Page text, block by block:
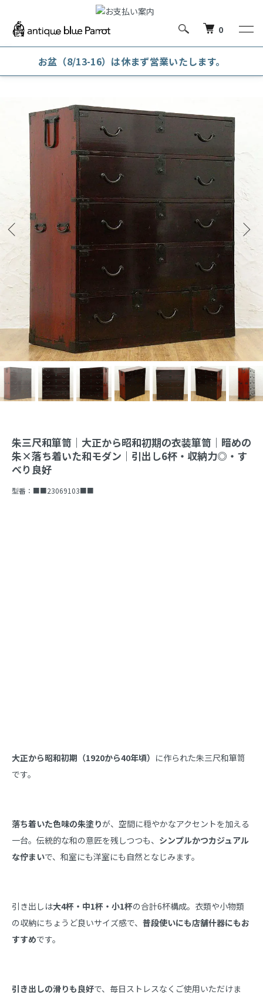
0
お盆（8/13-16）は休まず営業いたします。
和箪笥・和風キャビネット 和箪笥・時代箪笥
朱三尺和箪笥｜大正から昭和初期の衣装箪笥｜暗めの
朱×落ち着いた和モダン｜引出し6杯・収納力◎・す
べり良好
型番： ■■23069103■■
大正から昭和初期（1920から40年頃） に作られた朱三尺和箪笥
です。
落ち着いた色味の朱塗りが、空間に穏やかなアクセントを加える
一台。伝統的な和の意匠を残しつつも、 シンプルかつカジュアル
な佇まいで、和室にも洋室にも自然となじみます。
引き出しは大4杯・中1杯・小1杯の合計6杯構成。衣類や小物類
の収納にちょうど良いサイズ感で、 普段使いにも店舗什器にもお
すすめです。
引き出しの滑りも良好で、毎日ストレスなくご使用いただけま